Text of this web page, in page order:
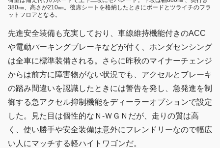
380㎜、高さが210㎜。後席シートを格納したときにボードとツライチのフラ
ットフロアとなる。
先進安全装備も充実しており、車線維持機能付きのACC
や電動パーキングブレーキなどが付く、ホンダセンシング
は全車に標準装備される。さらに昨秋のマイナーチェンジ
からは前方に障害物がない状況でも、アクセルとブレーキ
の踏み間違いを認識したときには警告を発し、急発進を制
御する急アクセル抑制機能をディーラーオプションで設定
した。見た目は個性的なＮ-ＷＧＮだが、走りの質は高
く、使い勝手や安全装備は意外にフレンドリーなので幅広
い人にマッチする軽ハイトワゴンだ。